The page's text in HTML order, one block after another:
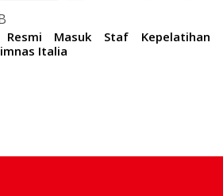
Masuk Staf Kepelatihan
Italia